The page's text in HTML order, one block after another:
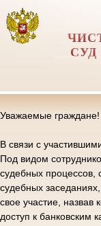
СУД
Уважаемые граждане!
В связи с
Под видом
судебных
судебных
свое участие,
доступ к банковским